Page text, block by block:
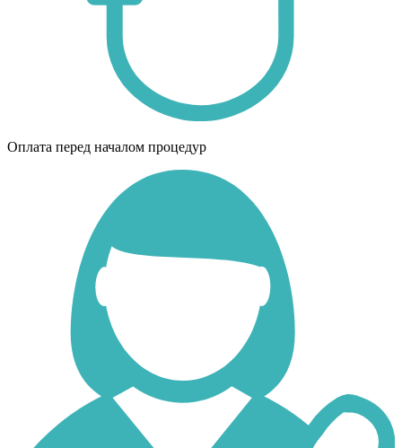
Оплата перед началом процедур